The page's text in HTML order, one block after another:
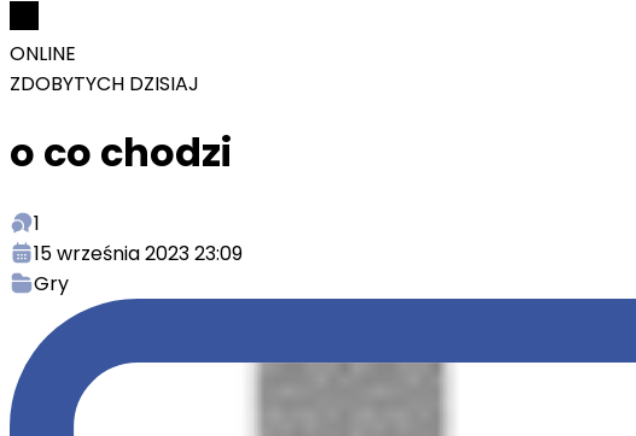
ONLINE
ZDOBYTYCH DZISIAJ
o co chodzi
1
15 września 2023 23:09
Gry